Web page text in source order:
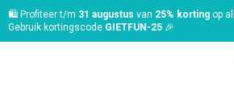
🛍️ Profiteer t/m 31 augustus van 25% korting op
Gebruik kortingscode GIETFUN-25 🎉